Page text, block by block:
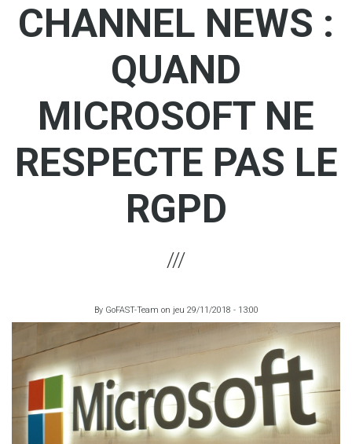
CHANNEL NEWS :
QUAND
MICROSOFT NE
RESPECTE PAS LE
RGPD
By GoFAST-Team on jeu 29/11/2018 - 13:00